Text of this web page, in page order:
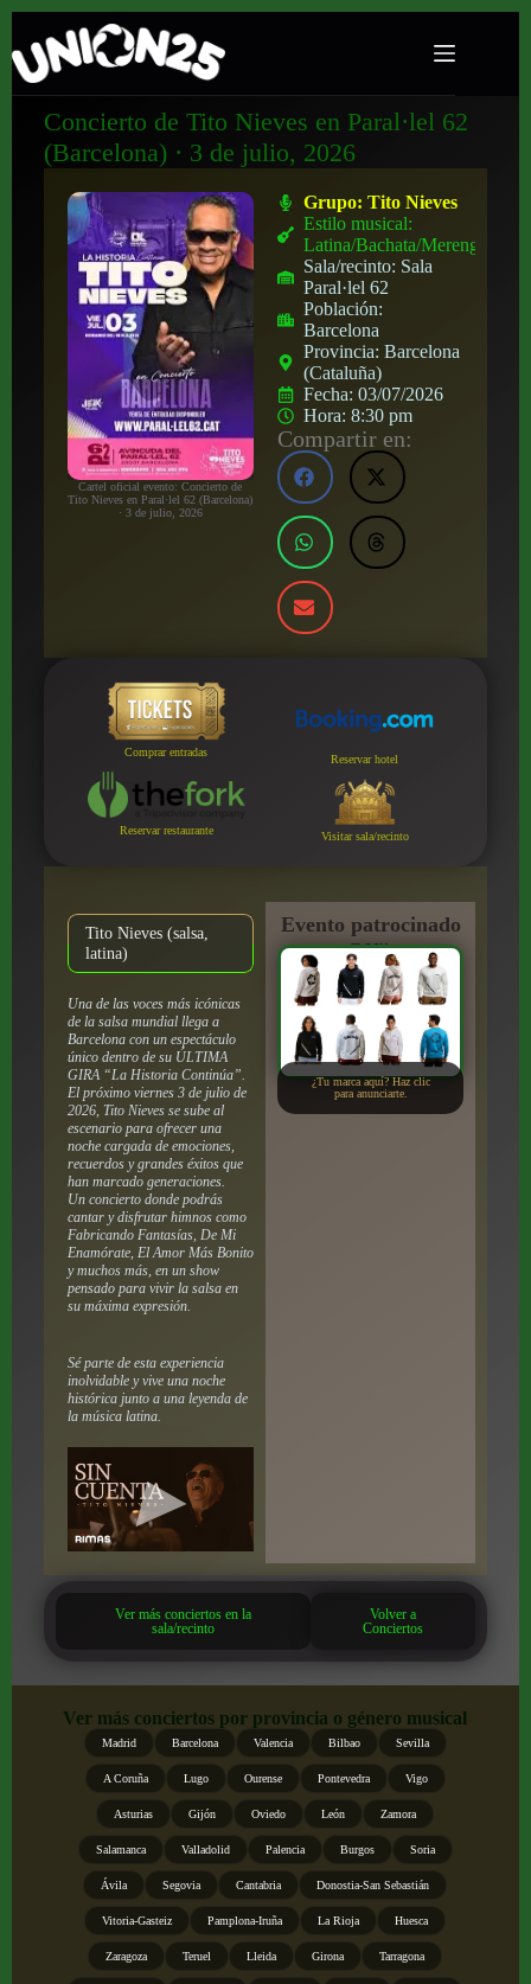
Concierto de Tito Nieves en Paral·lel 62
(Barcelona) · 3 de julio, 2026
Cartel oficial evento: Concierto de
Tito Nieves en Paral·lel 62 (Barcelona)
· 3 de julio, 2026
Grupo:Tito Nieves
Estilo musical:
Latina/Bachata/Merengue
Sala/recinto: Sala
Paral·lel 62
Población:
Barcelona
Provincia:Barcelona
(Cataluña)
Fecha:03/07/2026
Hora:8:30 pm
Compartir en:
Comprar entradas
Reservar hotel
Reservar restaurante Visitar sala/recinto
Tito Nieves (salsa,
latina)
Una de las voces más icónicas
de la salsa mundial llega a
Barcelona con un espectáculo
único dentro de su ÚLTIMA
GIRA “La Historia Continúa”.
El próximo viernes 3 de julio de
2026, Tito Nieves se sube al
escenario para ofrecer una
noche cargada de emociones,
recuerdos y grandes éxitos que
han marcado generaciones.
Un concierto donde podrás
cantar y disfrutar himnos como
Fabricando Fantasías, De Mi
Enamórate, El Amor Más Bonito
y muchos más, en un show
pensado para vivir la salsa en
su máxima expresión.
Sé parte de esta experiencia
inolvidable y vive una noche
histórica junto a una leyenda de
la música latina.
Evento patrocinado
por:
¿Tu marca aquí? Haz clic
para anunciarte.
Ver más conciertos en la
sala/recinto
Volver a
Conciertos
Ver más conciertos por provincia o género musical
Madrid Barcelona Valencia Bilbao Sevilla
A Coruña Lugo Ourense Pontevedra Vigo
Asturias Gijón Oviedo León Zamora
Salamanca Valladolid Palencia Burgos Soria
Ávila Segovia Cantabria Donostia-San Sebastián
Vitoria-Gasteiz Pamplona-Iruña La Rioja Huesca
Zaragoza Teruel Lleida Girona Tarragona